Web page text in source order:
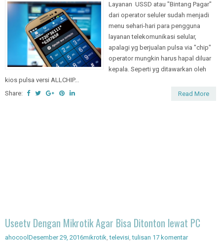
Layanan USSD atau "Bintang Pagar"
dari operator seluler sudah menjadi
menu sehari-hari para pengguna
layanan telekomunikasi selular,
apalagi yg berjualan pulsa via "chip"
operator mungkin harus hapal diluar
kepala. Seperti yg ditawarkan oleh
kios pulsa versi ALLCHIP...
Share:
Read More
Useetv Dengan Mikrotik Agar Bisa Ditonton lewat PC
ahocool Desember 29, 2016mikrotik,televisi,tulisan 17 komentar